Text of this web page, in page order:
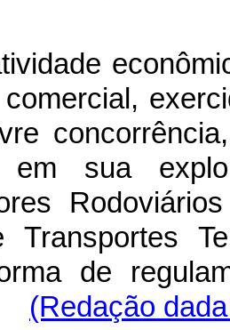
em sua
Transportes
de
(Redação